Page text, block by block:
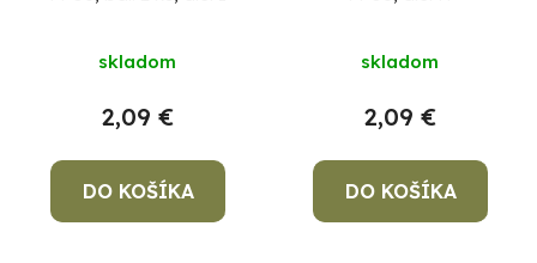
skladom
2,09 €
DO KOŠÍKA
skladom
2,09 €
DO KOŠÍKA